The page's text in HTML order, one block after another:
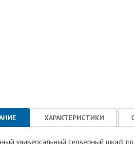
ХАРАКТЕРИСТИКИ
универсальный серверный шкаф